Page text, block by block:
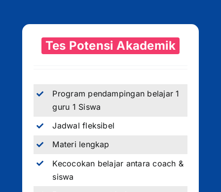
Tes Potensi Akademik
Program pendampingan belajar 1
guru 1 Siswa
Jadwal fleksibel
Materi lengkap
Kecocokan belajar antara coach &
siswa